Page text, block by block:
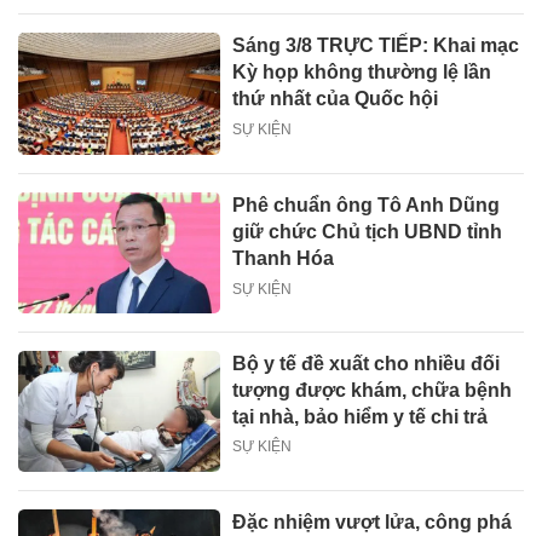
Sáng 3/8 TRỰC TIẾP: Khai mạc
Kỳ họp không thường lệ lần
thứ nhất của Quốc hội
SỰ KIỆN
Phê chuẩn ông Tô Anh Dũng
giữ chức Chủ tịch UBND tỉnh
Thanh Hóa
SỰ KIỆN
Bộ y tế đề xuất cho nhiều đối
tượng được khám, chữa bệnh
tại nhà, bảo hiểm y tế chi trả
SỰ KIỆN
Đặc nhiệm vượt lửa, công phá